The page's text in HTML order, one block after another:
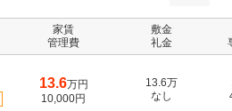
家賃
管理費
敷金
礼金
13.6万円
10,000円
13.6万
なし